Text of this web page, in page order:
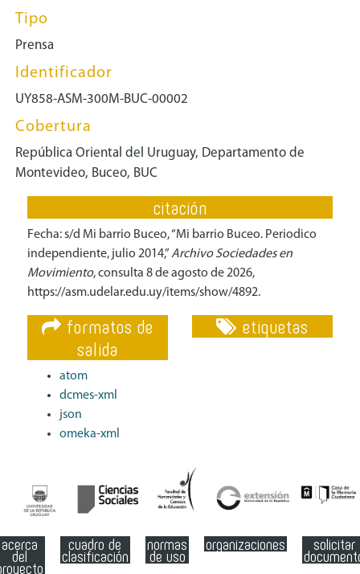
Tipo
Prensa
Identificador
UY858-ASM-300M-BUC-00002
Cobertura
República Oriental del Uruguay, Departamento de
Montevideo, Buceo, BUC
citación
Fecha: s/d Mi barrio Buceo, “Mi barrio Buceo. Periodico
independiente, julio 2014,”Archivo Sociedades en
Movimiento, consulta 8 de agosto de 2026,
https://asm.udelar.edu.uy/items/show/4892.
formatos de
salida
atom
dcmes-xml
json
omeka-xml
etiquetas
acerca
del
cuadro de
clasificación
normas
de uso
organizaciones solicitar